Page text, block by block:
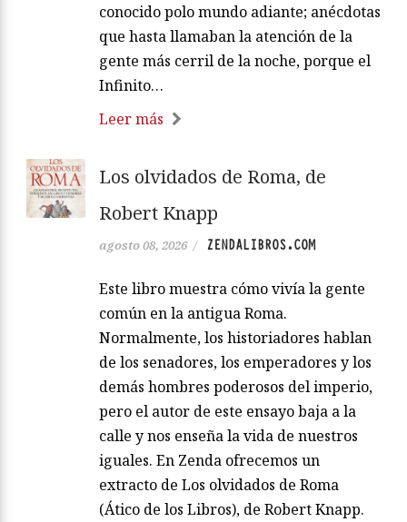
conocido polo mundo adiante; anécdotas
que hasta llamaban la atención de la
gente más cerril de la noche, porque el
Infinito…
Leer más
Los olvidados de Roma, de
Robert Knapp
agosto 08, 2026 / ZENDALIBROS.COM
Este libro muestra cómo vivía la gente
común en la antigua Roma.
Normalmente, los historiadores hablan
de los senadores, los emperadores y los
demás hombres poderosos del imperio,
pero el autor de este ensayo baja a la
calle y nos enseña la vida de nuestros
iguales. En Zenda ofrecemos un
extracto de Los olvidados de Roma
(Ático de los Libros), de Robert Knapp.